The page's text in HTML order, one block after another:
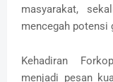
masyarakat,
mencegah potensi
Kehadiran
menjadi pesan